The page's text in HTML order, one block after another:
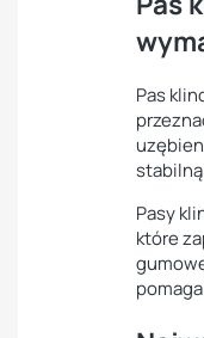
Pas
Pasy
które